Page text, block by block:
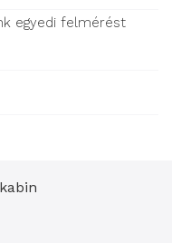
egyedi felmérést